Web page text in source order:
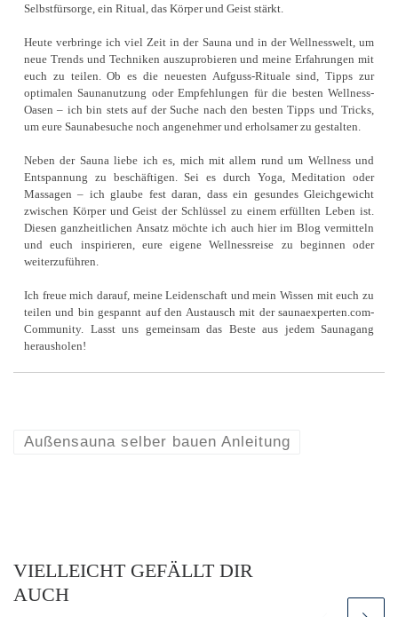
Selbstfürsorge, ein Ritual, das Körper und Geist stärkt.
Heute verbringe ich viel Zeit in der Sauna und in der Wellnesswelt, um
neue Trends und Techniken auszuprobieren und meine Erfahrungen mit
euch zu teilen. Ob es die neuesten Aufguss-Rituale sind, Tipps zur
optimalen Saunanutzung oder Empfehlungen für die besten Wellness-
Oasen – ich bin stets auf der Suche nach den besten Tipps und Tricks,
um eure Saunabesuche noch angenehmer und erholsamer zu gestalten.
Neben der Sauna liebe ich es, mich mit allem rund um Wellness und
Entspannung zu beschäftigen. Sei es durch Yoga, Meditation oder
Massagen – ich glaube fest daran, dass ein gesundes Gleichgewicht
zwischen Körper und Geist der Schlüssel zu einem erfüllten Leben ist.
Diesen ganzheitlichen Ansatz möchte ich auch hier im Blog vermitteln
und euch inspirieren, eure eigene Wellnessreise zu beginnen oder
weiterzuführen.
Ich freue mich darauf, meine Leidenschaft und mein Wissen mit euch zu
teilen und bin gespannt auf den Austausch mit der saunaexperten.com-
Community. Lasst uns gemeinsam das Beste aus jedem Saunagang
herausholen!
Außensauna selber bauen Anleitung
VIELLEICHT GEFÄLLT DIR
AUCH